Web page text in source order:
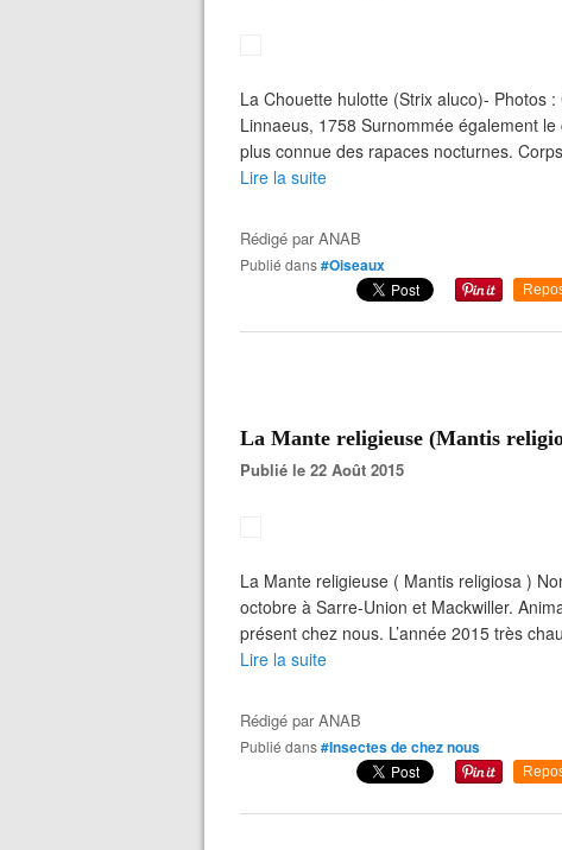
La Chouette hulotte (Strix aluco)- Photos
Linnaeus, 1758 Surnommée également
plus connue des rapaces nocturnes.
Lire la suite
Rédigé parANAB
Publié dans#Oiseaux
La Mante religieuse (Mantis
Publié le 22 Août 2015
La Mante religieuse ( Mantis religiosa )
octobre à Sarre-Union et Mackwiller.
présent chez nous. L’année 2015 très
Lire la suite
Rédigé parANAB
Publié dans#Insectes de chez nous